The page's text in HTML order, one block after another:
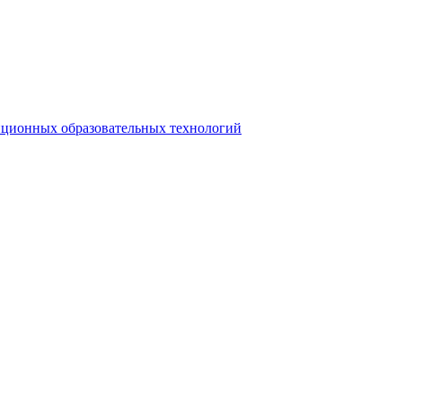
образовательных технологий